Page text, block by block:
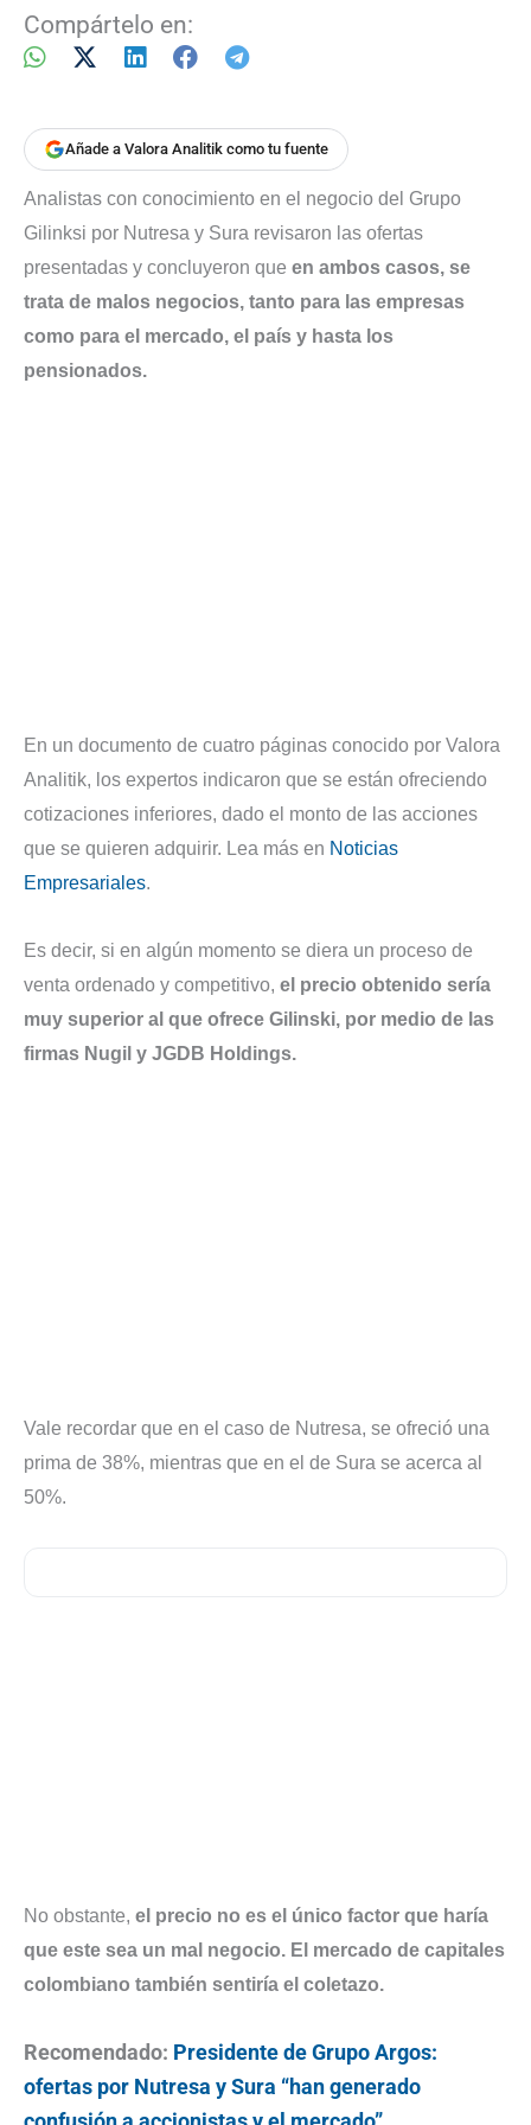
Compártelo en:
Añade a Valora Analitik como tu fuente
Analistas con conocimiento en el negocio del Grupo
Gilinksi por Nutresa y Sura revisaron las ofertas
presentadas y concluyeron que en ambos casos, se
trata de malos negocios, tanto para las empresas
como para el mercado, el país y hasta los
pensionados.
En un documento de cuatro páginas conocido por Valora
Analitik, los expertos indicaron que se están ofreciendo
cotizaciones inferiores, dado el monto de las acciones
que se quieren adquirir. Lea más en Noticias
Empresariales.
Es decir, si en algún momento se diera un proceso de
venta ordenado y competitivo, el precio obtenido sería
muy superior al que ofrece Gilinski, por medio de las
firmas Nugil y JGDB Holdings.
Vale recordar que en el caso de Nutresa, se ofreció una
prima de 38%, mientras que en el de Sura se acerca al
50%.
No obstante, el precio no es el único factor que haría
que este sea un mal negocio. El mercado de capitales
colombiano también sentiría el coletazo.
Recomendado: Presidente de Grupo Argos:
ofertas por Nutresa y Sura “han generado